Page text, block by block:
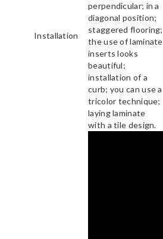
Installation
perpendicular; in a
diagonal position;
staggered flooring;
the use of laminate
inserts looks
beautiful;
installation of a
curb; you can use a
tricolor technique;
laying laminate
with a tile design.